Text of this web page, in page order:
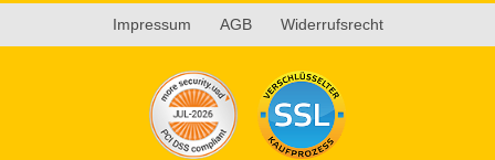
Impressum AGB Widerrufsrecht